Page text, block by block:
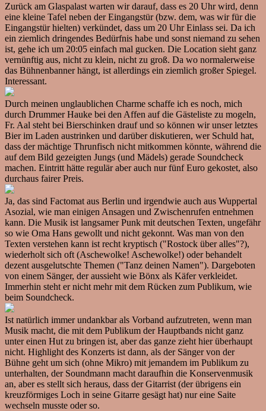
Zurück am Glaspalast warten wir darauf, dass es 20 Uhr wird, denn
eine kleine Tafel neben der Eingangstür (bzw. dem, was wir für die
Eingangstür hielten) verkündet, dass um 20 Uhr Einlass sei. Da ich
ein ziemlich dringendes Bedürfnis habe und sonst niemand zu sehen
ist, gehe ich um 20:05 einfach mal gucken. Die Location sieht ganz
vernünftig aus, nicht zu klein, nicht zu groß. Da wo normalerweise
das Bühnenbanner hängt, ist allerdings ein ziemlich großer Spiegel.
Interessant.
Durch meinen unglaublichen Charme schaffe ich es noch, mich
durch Drummer Hauke bei den Affen auf die Gästeliste zu mogeln,
Fr. Aal steht bei Bierschinken drauf und so können wir unser letztes
Bier im Laden austrinken und darüber diskutieren, wer Schuld hat,
dass der mächtige Thrunfisch nicht mitkommen könnte, während die
auf dem Bild gezeigten Jungs (und Mädels) gerade Soundcheck
machen. Eintritt hätte regulär aber auch nur fünf Euro gekostet, also
durchaus fairer Preis.
Ja, das sind Factomat aus Berlin und irgendwie auch aus Wuppertal
Asozial, wie man einigen Ansagen und Zwischenrufen entnehmen
kann. Die Musik ist langsamer Punk mit deutschen Texten, ungefähr
so wie Oma Hans gewollt und nicht gekonnt. Was man von den
Texten verstehen kann ist recht kryptisch ("Rostock über alles"?),
wiederholt sich oft (Aschewolke! Aschewolke!) oder behandelt
dezent ausgelutschte Themen ("Tanz deinen Namen"). Dargeboten
von einem Sänger, der aussieht wie Bönx als Käfer verkleidet.
Immerhin steht er nicht mehr mit dem Rücken zum Publikum, wie
beim Soundcheck.
Ist natürlich immer undankbar als Vorband aufzutreten, wenn man
Musik macht, die mit dem Publikum der Hauptbands nicht ganz
unter einen Hut zu bringen ist, aber das ganze zieht hier überhaupt
nicht. Highlight des Konzerts ist dann, als der Sänger von der
Bühne geht um sich (ohne Mikro) mit jemandem im Publikum zu
unterhalten, der Soundmann macht daraufhin die Konservenmusik
an, aber es stellt sich heraus, dass der Gitarrist (der übrigens ein
kreuzförmiges Loch in seine Gitarre gesägt hat) nur eine Saite
wechseln musste oder so.